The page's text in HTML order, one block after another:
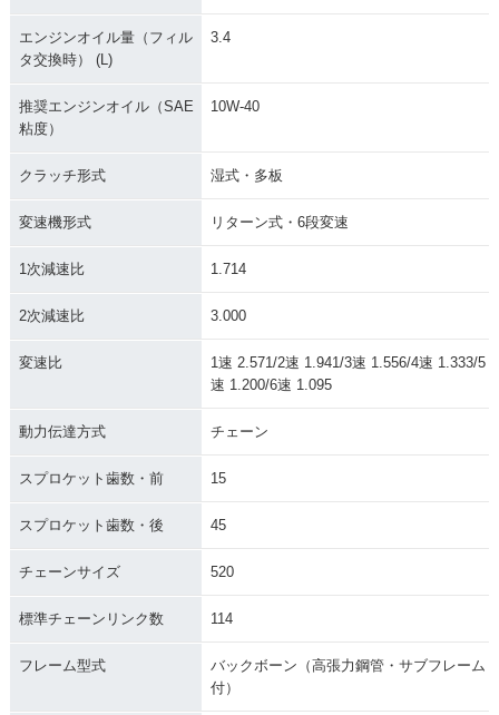
エンジンオイル量（フィル
タ交換時） (L)
3.4
推奨エンジンオイル（SAE
粘度）
10W-40
クラッチ形式 湿式・多板
変速機形式 リターン式・6段変速
1次減速比 1.714
2次減速比 3.000
変速比
1速 2.571/2速 1.941/3速 1.556/4速 1.333/5
速 1.200/6速 1.095
動力伝達方式 チェーン
スプロケット歯数・前 15
スプロケット歯数・後 45
チェーンサイズ 520
標準チェーンリンク数 114
フレーム型式
バックボーン（高張力鋼管・サブフレーム
付）